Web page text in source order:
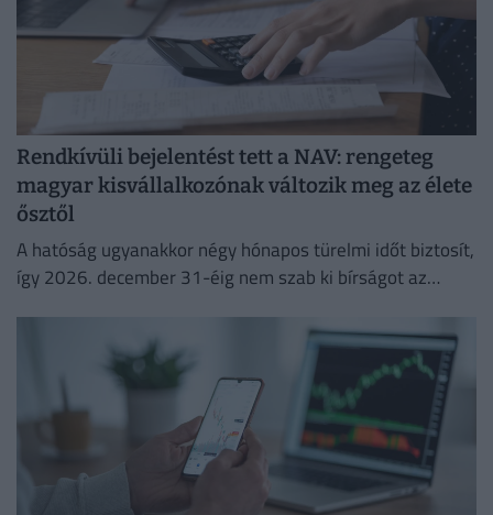
Rendkívüli bejelentést tett a NAV: rengeteg
magyar kisvállalkozónak változik meg az élete
ősztől
A hatóság ugyanakkor négy hónapos türelmi időt biztosít,
így 2026. december 31-éig nem szab ki bírságot az